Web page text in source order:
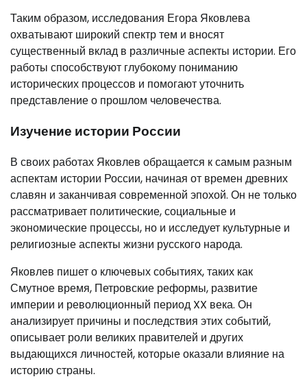
Таким образом, исследования Егора Яковлева
охватывают широкий спектр тем и вносят
существенный вклад в различные аспекты истории. Его
работы способствуют глубокому пониманию
исторических процессов и помогают уточнить
представление о прошлом человечества.
Изучение истории России
В своих работах Яковлев обращается к самым разным
аспектам истории России, начиная от времен древних
славян и заканчивая современной эпохой. Он не только
рассматривает политические, социальные и
экономические процессы, но и исследует культурные и
религиозные аспекты жизни русского народа.
Яковлев пишет о ключевых событиях, таких как
Смутное время, Петровские реформы, развитие
империи и революционный период XX века. Он
анализирует причины и последствия этих событий,
описывает роли великих правителей и других
выдающихся личностей, которые оказали влияние на
историю страны.